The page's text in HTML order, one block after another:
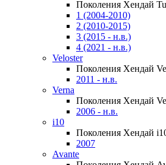
Поколения Хендай
1 (2004-2010)
2 (2010-2015)
3 (2015 - н.в.)
4 (2021 - н.в.)
Veloster
Поколения Хендай
2011 - н.в.
Verna
Поколения Хендай
2006 - н.в.
i10
Поколения Хендай
2007
Avante